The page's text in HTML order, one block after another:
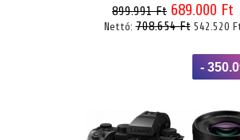
899.991 Ft 689.000 Ft
Nettó:708.654 Ft 542.520
-